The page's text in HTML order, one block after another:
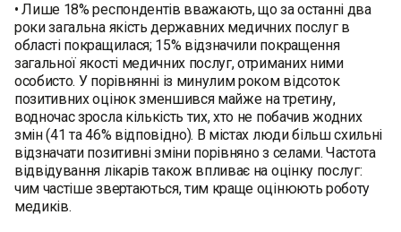
• Лише 18% респондентів вважають, що за останні два
роки загальна якість державних медичних послуг в
області покращилася; 15% відзначили покращення
загальної якості медичних послуг, отриманих ними
особисто. У порівнянні із минулим роком відсоток
позитивних оцінок зменшився майже на третину,
водночас зросла кількість тих, хто не побачив жодних
змін (41 та 46% відповідно). В містах люди більш схильні
відзначати позитивні зміни порівняно з селами. Частота
відвідування лікарів також впливає на оцінку послуг:
чим частіше звертаються, тим краще оцінюють роботу
медиків.